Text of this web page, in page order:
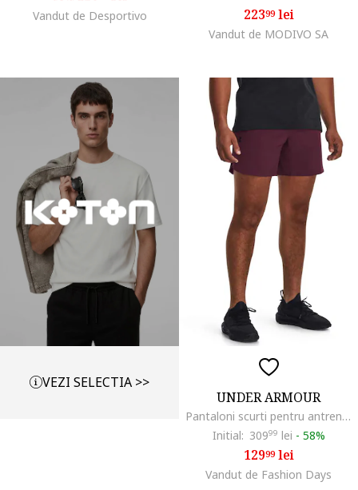
Vandut de Desportivo 22399lei
Vandut de MODIVO SA
VEZI SELECTIA >>
UNDER ARMOUR
Pantaloni scurti pentru antrenament Vanish Elite, Negru/Violet tyrian
Initial: 30999 lei - 58%
12999lei
Vandut de Fashion Days